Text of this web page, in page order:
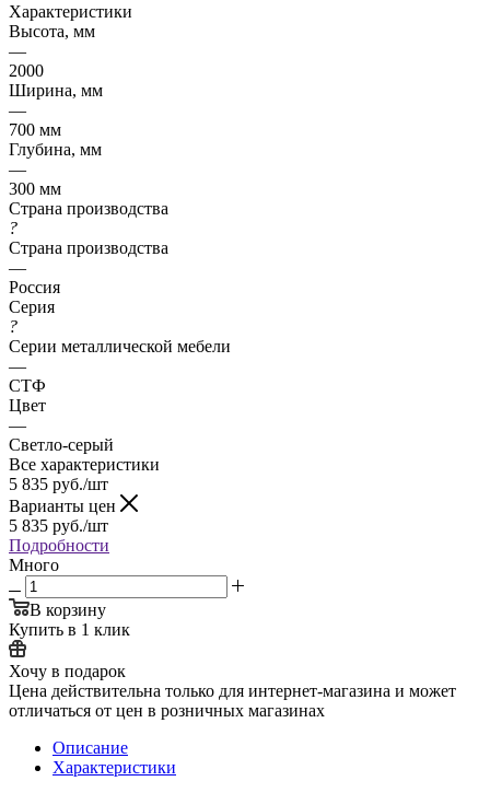
Характеристики
Высота, мм
—
2000
Ширина, мм
—
700 мм
Глубина, мм
—
300 мм
Страна производства
?
Страна производства
—
Россия
Серия
?
Серии металлической мебели
—
СТФ
Цвет
—
Светло-серый
Все характеристики
5 835 руб./шт
Варианты цен
5 835 руб./шт
Подробности
Много
В корзину
Купить в 1 клик
Хочу в подарок
Цена действительна только для интернет-магазина и может
отличаться от цен в розничных магазинах
Описание
Характеристики